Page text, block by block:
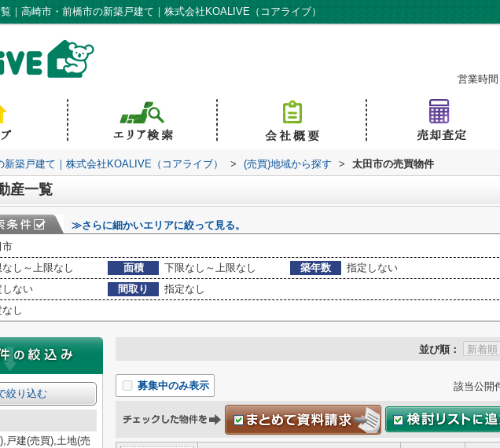
｜高崎市・前橋市の新築戸建て｜株式会社KOALIVE（コアライブ）
営業時
築戸建て｜株式会社KOALIVE（コアライブ） > (売買)地域から探す > 太田市の売買物件
産一覧
≫さらに細かいエリアに絞って見る。
市
し～上限なし 面積 下限なし～上限なし 築年数
指定しない
しない 間取り
指定なし
し
並び順：
募集中のみ表示 該当公開
絞り込む
戸建(売買),土地(売